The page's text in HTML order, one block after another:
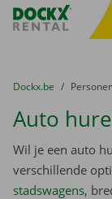
Fratello DEMO
U bevindt zich hier:
van
Dockx.be naar
Auto
Wil je een auto
verschillende
stadswagens,